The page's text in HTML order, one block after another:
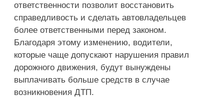
ответственности позволит восстановить
справедливость и сделать автовладельцев
более ответственными перед законом.
Благодаря этому изменению, водители,
которые чаще допускают нарушения правил
дорожного движения, будут вынуждены
выплачивать больше средств в случае
возникновения ДТП.